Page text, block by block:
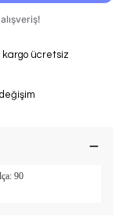
kargo ücretsiz
90